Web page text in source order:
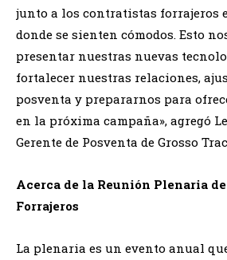
junto a los contratistas forrajeros
donde se sienten cómodos. Esto
presentar nuestras nuevas
fortalecer nuestras relaciones,
posventa y prepararnos para
en la próxima campaña», agregó
Gerente de Posventa de Grosso
Acerca de la Reunión Plenaria
Forrajeros
La plenaria es un evento anual